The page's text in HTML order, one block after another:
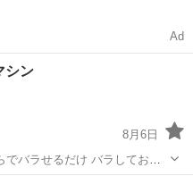
Ad
シン
8月6日